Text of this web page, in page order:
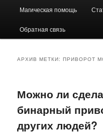
Магическая помощь
Обратная связь
АРХИВ МЕТКИ:ПРИВОРОТ
Можно ли
бинарный
других людей?